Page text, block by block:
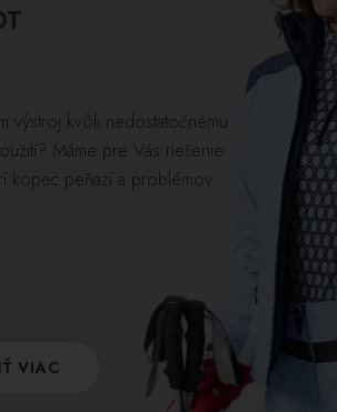
výstroj kvôli nedostatočnému
Máme pre Vás riešenie
kopec peňazí a problémov.
VIAC